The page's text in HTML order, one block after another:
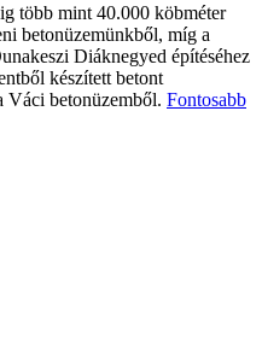
több mint 40.000 köbméter
betonüzemünkből, míg a
Diáknegyed építéséhez
készített betont
Váci betonüzemből. Fontosabb